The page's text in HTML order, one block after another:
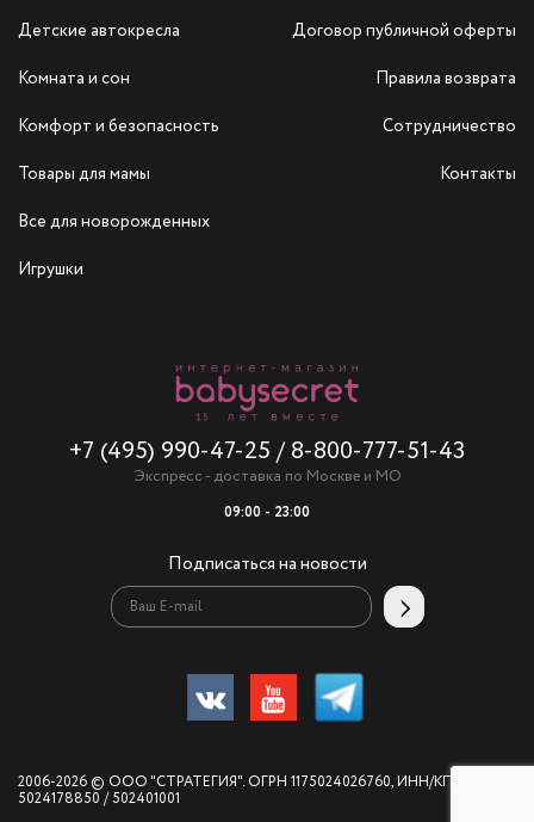
Детские автокресла
Комната и сон
Комфорт и безопасность
Товары для мамы
Все для новорожденных
Игрушки
+7 (495) 990-47-25 / 8-800-777-51-43
Экспресс - доставка по Москве и МО
09:00 - 23:00
Подписаться на новости
Договор публичной оферты
Правила возврата
Сотрудничество
Контакты
2006-2026 © ООО "СТРАТЕГИЯ". ОГРН 1175024026760, ИНН/КПП
5024178850 / 502401001